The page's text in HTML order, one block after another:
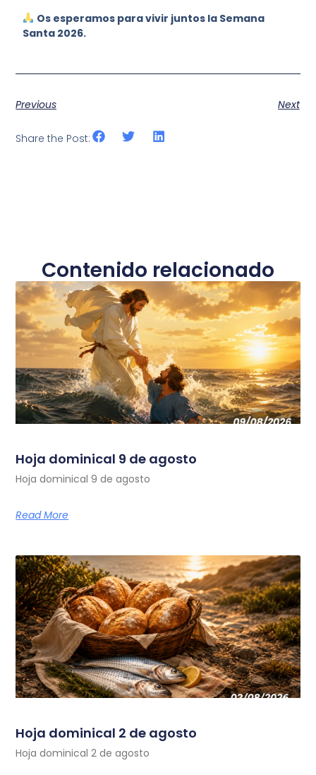
Os esperamos para vivir juntos la Semana
Santa 2026.
Previous Next
Share the Post:
Contenido relacionado
Hoja dominical 9 de agosto
Hoja dominical 9 de agosto
Read More
Hoja dominical 2 de agosto
Hoja dominical 2 de agosto